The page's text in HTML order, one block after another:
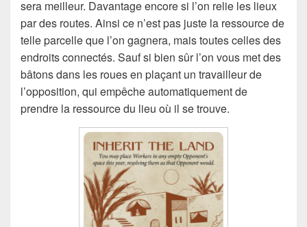
sera meilleur. Davantage encore si l’on relie les lieux
par des routes. Ainsi ce n’est pas juste la ressource de
telle parcelle que l’on gagnera, mais toutes celles des
endroits connectés. Sauf si bien sûr l’on vous met des
bâtons dans les roues en plaçant un travailleur de
l’opposition, qui empêche automatiquement de
prendre la ressource du lieu où il se trouve.